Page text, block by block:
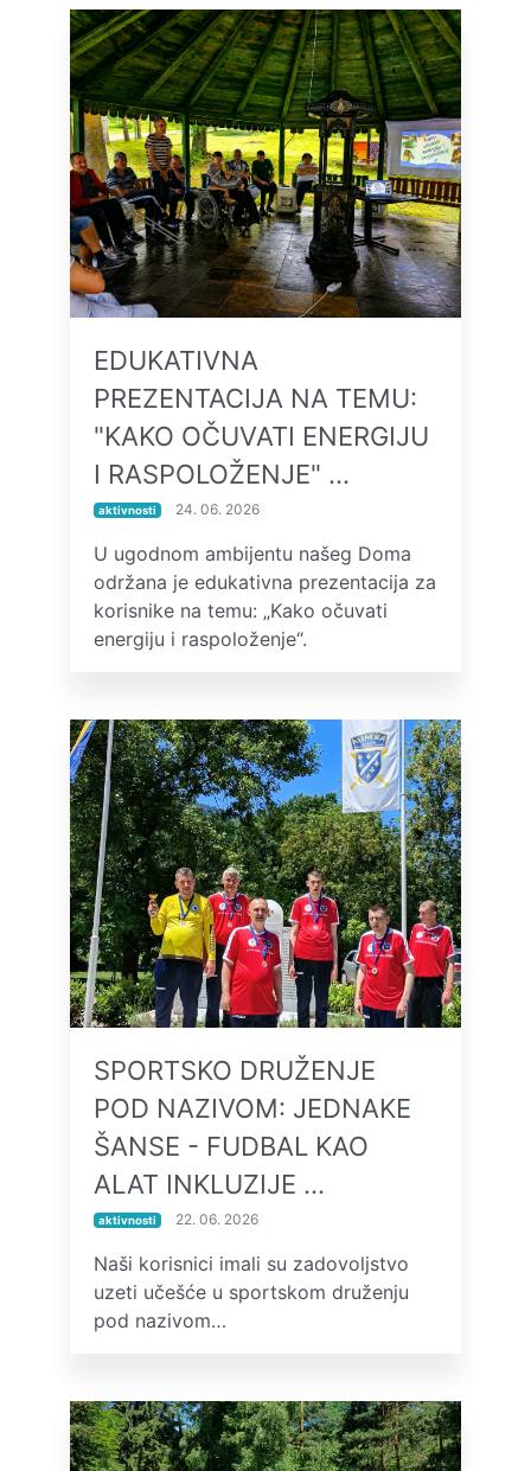
EDUKATIVNA
PREZENTACIJA NA TEMU:
"KAKO OČUVATI ENERGIJU
I RASPOLOŽENJE" …
aktivnosti 24. 06. 2026
U ugodnom ambijentu našeg Doma
održana je edukativna prezentacija za
korisnike na temu: „Kako očuvati
energiju i raspoloženje“.
SPORTSKO DRUŽENJE
POD NAZIVOM: JEDNAKE
ŠANSE - FUDBAL KAO
ALAT INKLUZIJE …
aktivnosti 22. 06. 2026
Naši korisnici imali su zadovoljstvo
uzeti učešće u sportskom druženju
pod nazivom…